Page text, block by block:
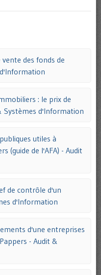
des fonds de
: le prix de
Systèmes d'Information
utiles à
(guide de l'AFA) - Audit
de contrôle d'un
d'Information
d'une entreprises
- Audit &